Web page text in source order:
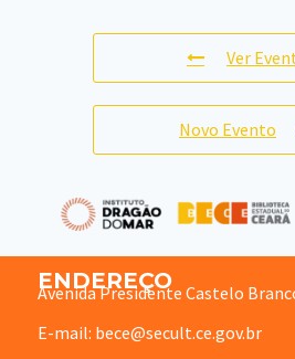
Ver
Novo Evento
ENDEREÇO
Avenida Presidente Castelo
E-mail: bece@secult.ce.gov.br